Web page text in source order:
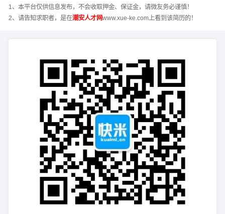
1、本平台仅供信息发布，不会收取押金、保证金，请微友务必谨慎！
2、请告知求职者，是在潮安人才网www.xue-ke.com上看到该简历的！